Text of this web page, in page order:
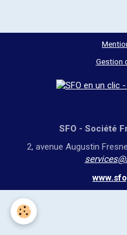
Gestion
SFO - Société
2, avenue Augustin